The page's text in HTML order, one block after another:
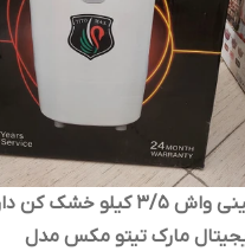
مینی واش ۳/۵ کیلو خشک کن
مارک تیتو مکس مدل